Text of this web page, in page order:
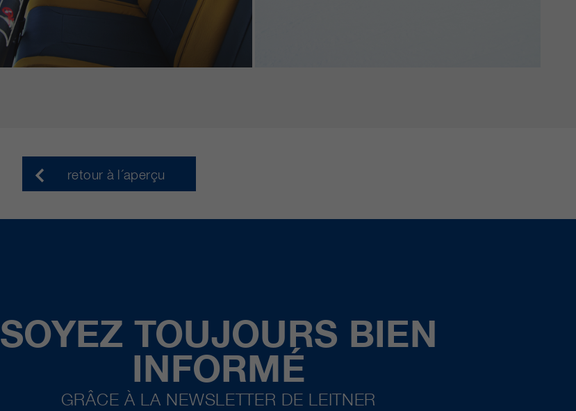
retour à l´aperçu
SOYEZ TOUJOURS BIEN
INFORMÉ
GRÂCE À LA NEWSLETTER DE LEITNER